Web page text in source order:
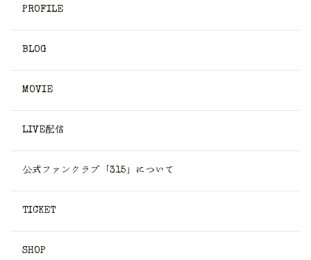
PROFILE
BLOG
MOVIE
LIVE配信
公式ファンクラブ「315」について
TICKET
SHOP